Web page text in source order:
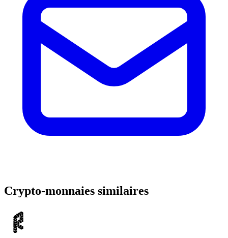
Crypto-monnaies similaires